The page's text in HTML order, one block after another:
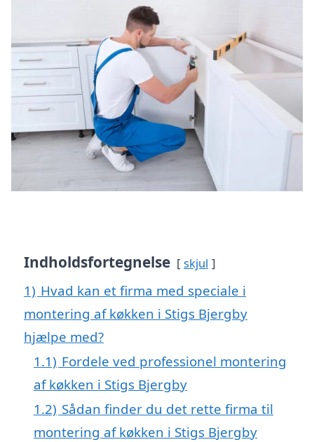
Indholdsfortegnelse skjul
1) Hvad kan et firma med speciale i
montering af køkken i Stigs Bjergby
hjælpe med?
1.1) Fordele ved professionel montering
af køkken i Stigs Bjergby
1.2) Sådan finder du det rette firma til
montering af køkken i Stigs Bjergby